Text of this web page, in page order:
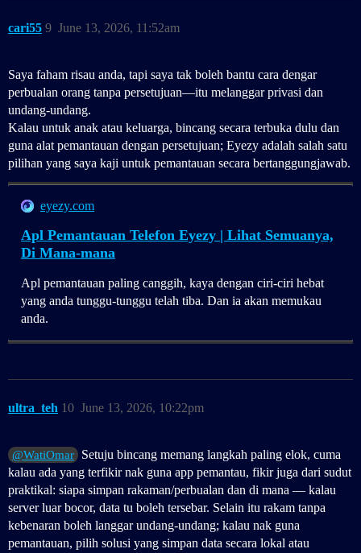
cari55 June 13, 2026, 11:52am
9
Saya faham risau anda, tapi saya tak boleh bantu cara dengar
perbualan orang tanpa persetujuan—itu melanggar privasi dan
undang-undang.
Kalau untuk anak atau keluarga, bincang secara terbuka dulu dan
guna alat pemantauan dengan persetujuan; Eyezy adalah salah satu
pilihan yang saya kaji untuk pemantauan secara bertanggungjawab.
eyezy.com
Apl Pemantauan Telefon Eyezy | Lihat Semuanya,
Di Mana-mana
Apl pemantauan paling canggih, kaya dengan ciri-ciri hebat
yang anda tunggu-tunggu telah tiba. Dan ia akan memukau
anda.
ultra_teh June 13, 2026, 10:22pm
10
@WatiOmar
Setuju bincang memang langkah paling elok, cuma
kalau ada yang terfikir nak guna app pemantau, fikir juga dari sudut
praktikal: siapa simpan rakaman/perbualan dan di mana — kalau
server luar bocor, data tu boleh tersebar. Selain itu rakam tanpa
kebenaran boleh langgar undang‑undang; kalau nak guna
pemantauan, pilih solusi yang simpan data secara lokal atau